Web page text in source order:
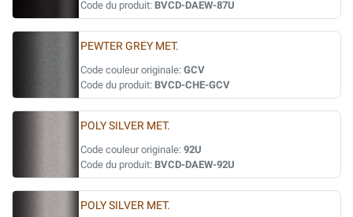
Code du produit: BVCD-DAEW-87U
PEWTER GREY MET.
Code couleur originale: GCV
Code du produit: BVCD-CHE-GCV
POLY SILVER MET.
Code couleur originale: 92U
Code du produit: BVCD-DAEW-92U
POLY SILVER MET.